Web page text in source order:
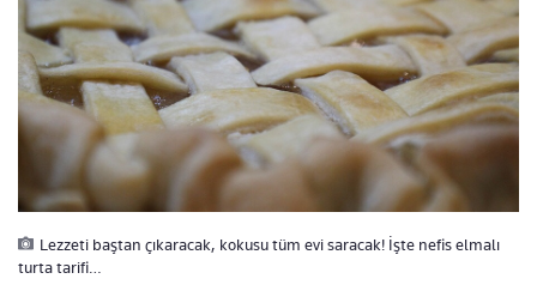
Lezzeti baştan çıkaracak, kokusu tüm evi saracak! İşte nefis elmalı
turta tarifi…